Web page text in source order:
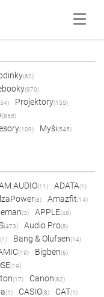
(62)
(970)
Projektory(155)
(855)
(109) Myši(545)
AUDIO(11) ADATA(1)
(8) Amazfit(14)
(3) APPLE(48)
(473) Audio Pro(8)
(1) Bang & Olufsen(14)
(19) Bigben(6)
(19)
(17) Canon(82)
(1) CASIO(8) CAT(1)